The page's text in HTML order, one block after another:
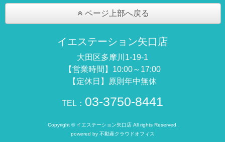
ページ上部へ戻る
イエステーション矢口店
大田区多摩川1-19-1
【営業時間】10:00～17:00
【定休日】原則年中無休
TEL： 03-3750-8441
Copyright © イエステーション矢口店 All rights Reserved.
powered by 不動産クラウドオフィス